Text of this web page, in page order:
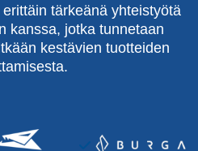
tärkeänä yhteistyötä
kanssa, jotka tunnetaan
kestävien tuotteiden